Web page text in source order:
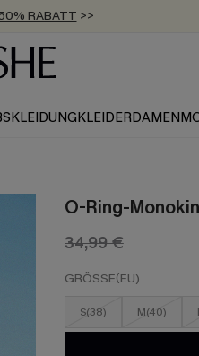
EXTRA ERHALTEN
AB 89 €
KLEIDER
O-Ring-
34,99 €
GRÖSSE(EU)
S(38) M(40)